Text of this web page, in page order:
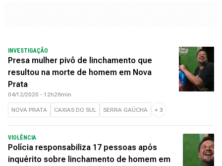
INVESTIGAÇÃO
Presa mulher pivô de linchamento que
resultou na morte de homem em Nova
Prata
04/12/2020 - 12h26min
NOVA PRATA CAXIAS DO SUL SERRA GAÚCHA + 3
VIOLÊNCIA
Polícia responsabiliza 17 pessoas após
inquérito sobre linchamento de homem em